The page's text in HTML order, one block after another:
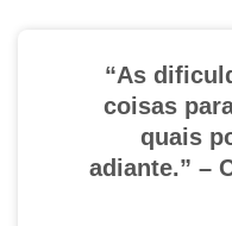
“As
coisas
quais
adiante.” –